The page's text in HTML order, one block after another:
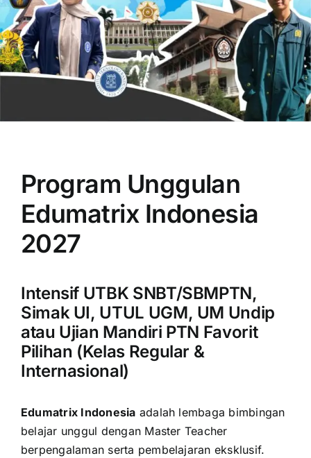
OUR PROGRAM
CONTACT US
Program Unggulan
Edumatrix Indonesia
2027
Intensif UTBK SNBT/SBMPTN,
Simak UI, UTUL UGM, UM Undip
atau Ujian Mandiri PTN Favorit
Pilihan (Kelas Regular &
Internasional)
Edumatrix Indonesia adalah lembaga bimbingan
belajar unggul dengan Master Teacher
berpengalaman serta pembelajaran eksklusif.